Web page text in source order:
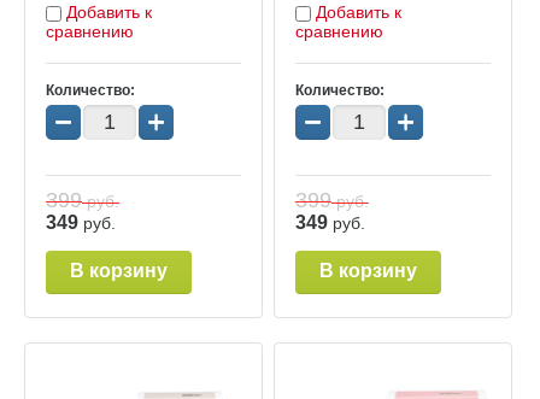
Добавить к
сравнению
Количество:
− +
399руб.
349 руб.
В корзину
Добавить к
сравнению
Количество:
− +
399руб.
349 руб.
В корзину